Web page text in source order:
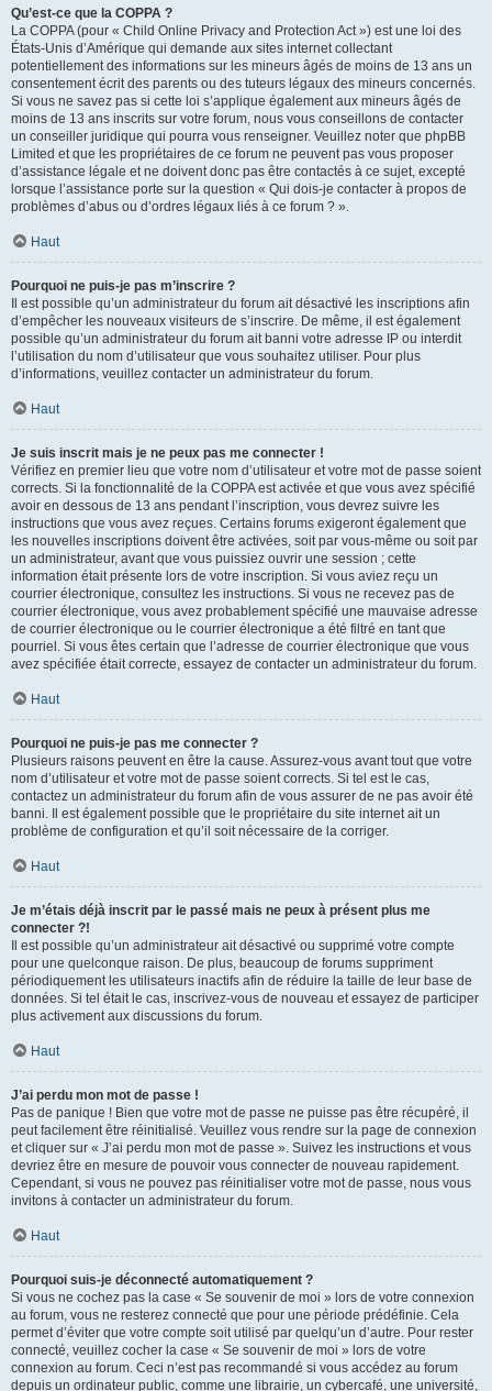
Qu’est-ce que la COPPA ?
La COPPA (pour « Child Online Privacy and Protection Act ») est une loi des
États-Unis d’Amérique qui demande aux sites internet collectant
potentiellement des informations sur les mineurs âgés de moins de 13 ans un
consentement écrit des parents ou des tuteurs légaux des mineurs concernés.
Si vous ne savez pas si cette loi s’applique également aux mineurs âgés de
moins de 13 ans inscrits sur votre forum, nous vous conseillons de contacter
un conseiller juridique qui pourra vous renseigner. Veuillez noter que phpBB
Limited et que les propriétaires de ce forum ne peuvent pas vous proposer
d’assistance légale et ne doivent donc pas être contactés à ce sujet, excepté
lorsque l’assistance porte sur la question « Qui dois-je contacter à propos de
problèmes d’abus ou d’ordres légaux liés à ce forum ? ».
Haut
Pourquoi ne puis-je pas m’inscrire ?
Il est possible qu’un administrateur du forum ait désactivé les inscriptions afin
d’empêcher les nouveaux visiteurs de s’inscrire. De même, il est également
possible qu’un administrateur du forum ait banni votre adresse IP ou interdit
l’utilisation du nom d’utilisateur que vous souhaitez utiliser. Pour plus
d’informations, veuillez contacter un administrateur du forum.
Haut
Je suis inscrit mais je ne peux pas me connecter !
Vérifiez en premier lieu que votre nom d’utilisateur et votre mot de passe soient
corrects. Si la fonctionnalité de la COPPA est activée et que vous avez spécifié
avoir en dessous de 13 ans pendant l’inscription, vous devrez suivre les
instructions que vous avez reçues. Certains forums exigeront également que
les nouvelles inscriptions doivent être activées, soit par vous-même ou soit par
un administrateur, avant que vous puissiez ouvrir une session ; cette
information était présente lors de votre inscription. Si vous aviez reçu un
courrier électronique, consultez les instructions. Si vous ne recevez pas de
courrier électronique, vous avez probablement spécifié une mauvaise adresse
de courrier électronique ou le courrier électronique a été filtré en tant que
pourriel. Si vous êtes certain que l’adresse de courrier électronique que vous
avez spécifiée était correcte, essayez de contacter un administrateur du forum.
Haut
Pourquoi ne puis-je pas me connecter ?
Plusieurs raisons peuvent en être la cause. Assurez-vous avant tout que votre
nom d’utilisateur et votre mot de passe soient corrects. Si tel est le cas,
contactez un administrateur du forum afin de vous assurer de ne pas avoir été
banni. Il est également possible que le propriétaire du site internet ait un
problème de configuration et qu’il soit nécessaire de la corriger.
Haut
Je m’étais déjà inscrit par le passé mais ne peux à présent plus me
connecter ?!
Il est possible qu’un administrateur ait désactivé ou supprimé votre compte
pour une quelconque raison. De plus, beaucoup de forums suppriment
périodiquement les utilisateurs inactifs afin de réduire la taille de leur base de
données. Si tel était le cas, inscrivez-vous de nouveau et essayez de participer
plus activement aux discussions du forum.
Haut
J’ai perdu mon mot de passe !
Pas de panique ! Bien que votre mot de passe ne puisse pas être récupéré, il
peut facilement être réinitialisé. Veuillez vous rendre sur la page de connexion
et cliquer sur « J’ai perdu mon mot de passe ». Suivez les instructions et vous
devriez être en mesure de pouvoir vous connecter de nouveau rapidement.
Cependant, si vous ne pouvez pas réinitialiser votre mot de passe, nous vous
invitons à contacter un administrateur du forum.
Haut
Pourquoi suis-je déconnecté automatiquement ?
Si vous ne cochez pas la case « Se souvenir de moi » lors de votre connexion
au forum, vous ne resterez connecté que pour une période prédéfinie. Cela
permet d’éviter que votre compte soit utilisé par quelqu’un d’autre. Pour rester
connecté, veuillez cocher la case « Se souvenir de moi » lors de votre
connexion au forum. Ceci n’est pas recommandé si vous accédez au forum
depuis un ordinateur public, comme une librairie, un cybercafé, une université,